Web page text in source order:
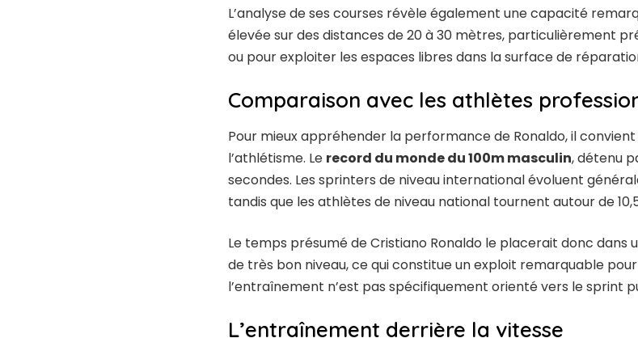
L’analyse de ses courses révèle également une capacité
élevée sur des distances de 20 à 30 mètres, particulièrement
ou pour exploiter les espaces libres dans la surface de
Comparaison avec les athlètes
Pour mieux appréhender la performance de Ronaldo, il convient
l’athlétisme. Le record du monde du 100m masculin, détenu
secondes. Les sprinters de niveau international évoluent
tandis que les athlètes de niveau national tournent autour de 10,5
Le temps présumé de Cristiano Ronaldo le placerait donc dans
de très bon niveau, ce qui constitue un exploit remarquable
l’entraînement n’est pas spécifiquement orienté vers le sprint
L’entraînement derrière la vitesse